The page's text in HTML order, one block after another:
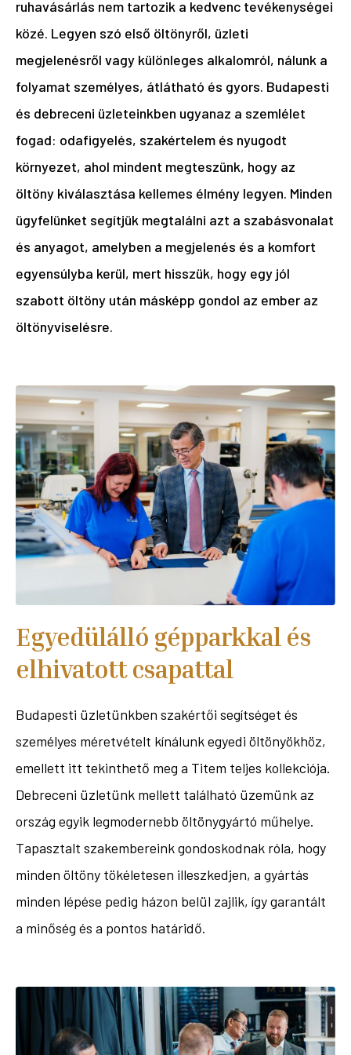
ruhavásárlás nem tartozik a kedvenc tevékenységei
közé. Legyen szó első öltönyről, üzleti
megjelenésről vagy különleges alkalomról, nálunk a
folyamat személyes, átlátható és gyors. Budapesti
és debreceni üzleteinkben ugyanaz a szemlélet
fogad: odafigyelés, szakértelem és nyugodt
környezet, ahol mindent megteszünk, hogy az
öltöny kiválasztása kellemes élmény legyen. Minden
ügyfelünket segítjük megtalálni azt a szabásvonalat
és anyagot, amelyben a megjelenés és a komfort
egyensúlyba kerül, mert hisszük, hogy egy jól
szabott öltöny után másképp gondol az ember az
öltönyviselésre.
Egyedülálló gépparkkal és
elhivatott csapattal
Budapesti üzletünkben szakértői segítséget és
személyes méretvételt kínálunk egyedi öltönyökhöz,
emellett itt tekinthető meg a Titem teljes kollekciója.
Debreceni üzletünk mellett található üzemünk az
ország egyik legmodernebb öltönygyártó műhelye.
Tapasztalt szakembereink gondoskodnak róla, hogy
minden öltöny tökéletesen illeszkedjen, a gyártás
minden lépése pedig házon belül zajlik, így garantált
a minőség és a pontos határidő.